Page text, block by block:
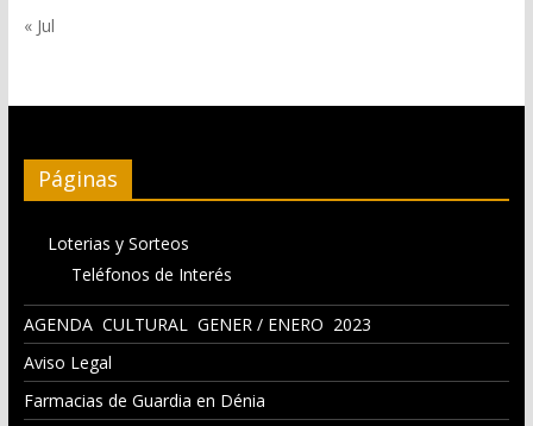
« Jul
Páginas
Loterias y Sorteos
Teléfonos de Interés
AGENDA CULTURAL GENER / ENERO 2023
Aviso Legal
Farmacias de Guardia en Dénia